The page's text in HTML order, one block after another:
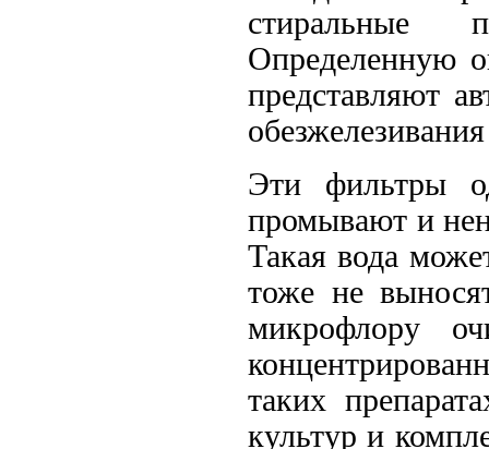
стиральные
Определенную
представляют
Эти фильтры
промывают и
Такая вода
тоже не
микрофлору
таких
культур и